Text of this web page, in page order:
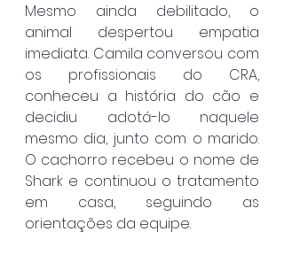
Mesmo ainda debilitado, o
animal despertou empatia
imediata. Camila conversou com
os profissionais do CRA,
conheceu a história do cão e
decidiu adotá-lo naquele
mesmo dia, junto com o marido.
O cachorro recebeu o nome de
Shark e continuou o tratamento
em casa, seguindo as
orientações da equipe.